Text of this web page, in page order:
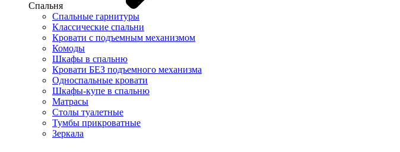
Спальня
Спальные гарнитуры
Классические спальни
Кровати с подъемным механизмом
Комоды
Шкафы в спальню
Кровати БЕЗ подъемного механизма
Односпальные кровати
Шкафы-купе в спальню
Матрасы
Столы туалетные
Тумбы прикроватные
Зеркала